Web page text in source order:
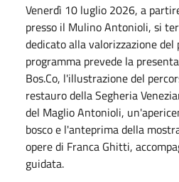
Venerdì 10 luglio 2026, a
presso il Mulino Antonioli, si
dedicato alla valorizzazione
programma prevede la
Bos.Co, l'illustrazione del
restauro della Segheria
del Maglio Antonioli,
bosco e l'anteprima della
opere di Franca Ghitti,
guidata.